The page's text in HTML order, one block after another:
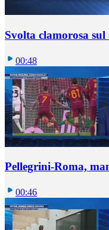
Svolta clamorosa
00:48
Pellegrini-Roma,
00:46